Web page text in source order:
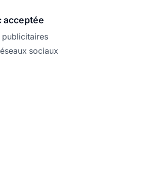
acceptée
publicitaires
sociaux